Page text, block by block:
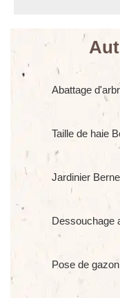
Abattage
Taille de haie
Jardinier
Dessouchage
Pose de